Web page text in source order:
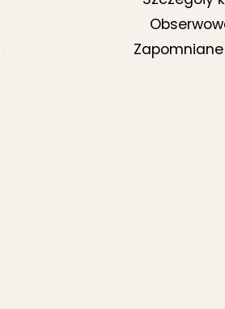
Zapomniane